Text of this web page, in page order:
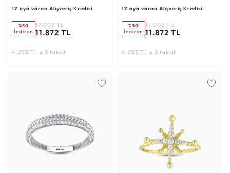
12 aya varan Alışveriş Kredisi
%30
İndirim
17.008 TL
11.872 TL
4.255 TL x 3 taksit
12 aya varan Alışveriş Kredisi
%30
İndirim
17.008 TL
11.872 TL
4.255 TL x 3 taksit